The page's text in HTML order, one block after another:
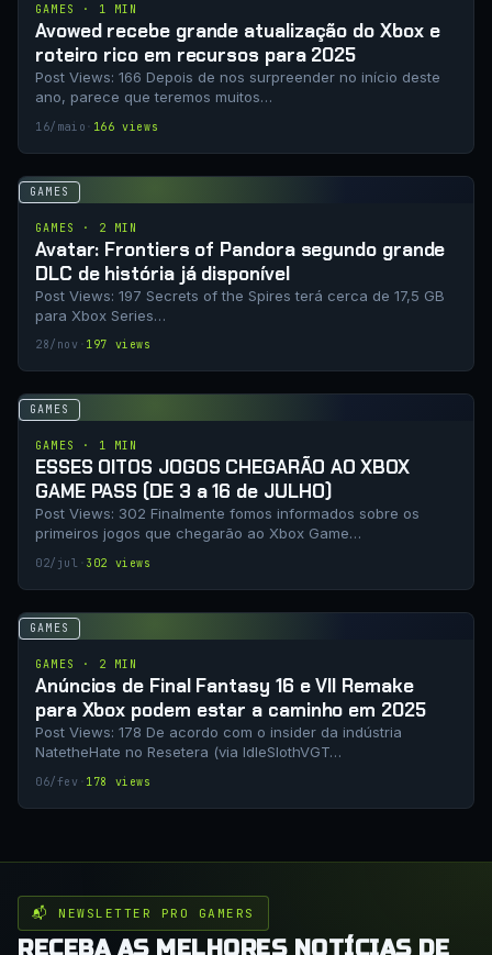
GAMES · 1 MIN
Avowed recebe grande atualização do Xbox e
roteiro rico em recursos para 2025
Post Views: 166 Depois de nos surpreender no início deste
ano, parece que teremos muitos…
16/maio · 166 views
GAMES
GAMES · 2 MIN
Avatar: Frontiers of Pandora segundo grande
DLC de história já disponível
Post Views: 197 Secrets of the Spires terá cerca de 17,5 GB
para Xbox Series…
28/nov · 197 views
GAMES
GAMES · 1 MIN
ESSES OITOS JOGOS CHEGARÃO AO XBOX
GAME PASS (DE 3 a 16 de JULHO)
Post Views: 302 Finalmente fomos informados sobre os
primeiros jogos que chegarão ao Xbox Game…
02/jul · 302 views
GAMES
GAMES · 2 MIN
Anúncios de Final Fantasy 16 e VII Remake
para Xbox podem estar a caminho em 2025
Post Views: 178 De acordo com o insider da indústria
NatetheHate no Resetera (via IdleSlothVGT…
06/fev · 178 views
📬 NEWSLETTER PRO GAMERS
RECEBA AS MELHORES NOTÍCIAS DE